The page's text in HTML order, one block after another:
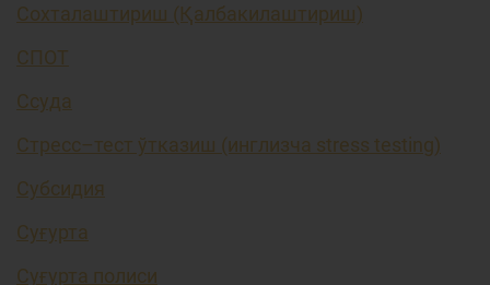
Сохталаштириш (Қалбакилаштириш)
СПОТ
Ссуда
Стресс–тест ўтказиш (инглизча stress testing)
Субсидия
Суғурта
Суғурта полиси